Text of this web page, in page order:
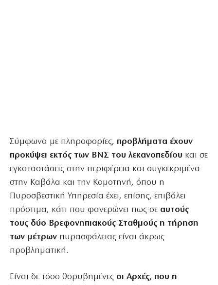
Σύμφωνα με πληροφορίες, προβλήματα έχουν
προκύψει εκτός των ΒΝΣ του λεκανοπεδίου και σε
εγκαταστάσεις στην περιφέρεια και συγκεκριμένα
στην Καβάλα και την Κομοτηνή, όπου η
Πυροσβεστική Υπηρεσία έχει, επίσης, επιβάλει
πρόστιμα, κάτι που φανερώνει πως σε αυτούς
τους δύο Βρεφονηπιακούς Σταθμούς η τήρηση
των μέτρων πυρασφάλειας είναι άκρως
προβληματική.
Είναι δε τόσο θορυβημένες οι Αρχές, που η